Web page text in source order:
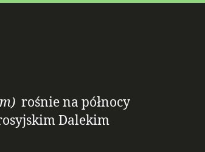
rośnie na północy
Dalekim